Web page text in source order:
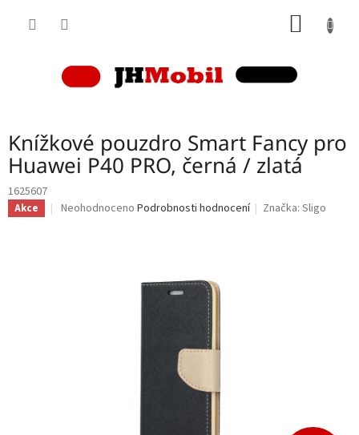
Knížkové pouzdro Smart Fancy pro
Huawei P40 PRO, černá / zlatá
1625607
Akce
Průměrné
Neohodnoceno Podrobnosti hodnocení Značka:Sligo